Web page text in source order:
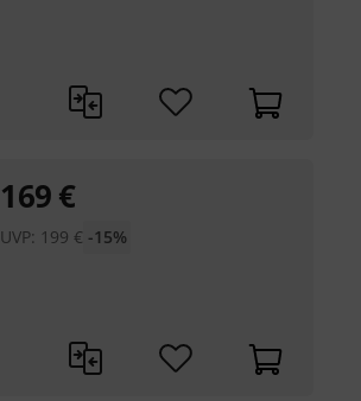
169€
UVP: 199 € -15%